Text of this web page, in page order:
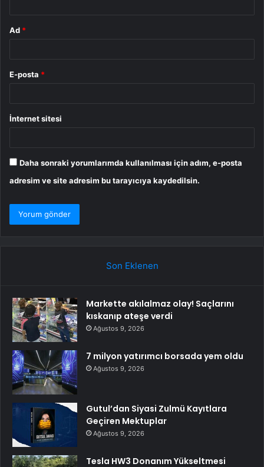
Ad *
E-posta *
İnternet sitesi
Daha sonraki yorumlarımda kullanılması için adım, e-posta
adresim ve site adresim bu tarayıcıya kaydedilsin.
Son Eklenen
Markette akılalmaz olay! Saçlarını
kıskanıp ateşe verdi
Ağustos 9, 2026
7 milyon yatırımcı borsada yem oldu
Ağustos 9, 2026
Gutul’dan Siyasi Zulmü Kayıtlara
Geçiren Mektuplar
Ağustos 9, 2026
Tesla HW3 Donanım Yükseltmesi